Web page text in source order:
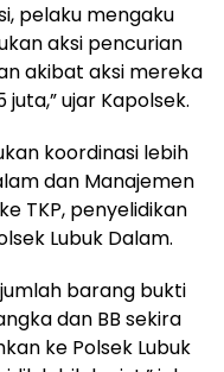
pelaku mengaku
aksi pencurian
akibat aksi mereka
ujar Kapolsek.
koordinasi lebih
dan Manajemen
TKP, penyelidikan
Lubuk Dalam.
barang bukti
dan BB sekira
ke Polsek Lubuk